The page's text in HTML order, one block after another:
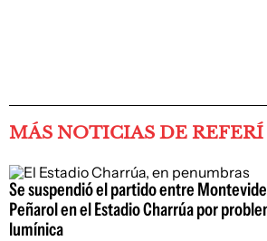
MÁS NOTICIAS DE REFERÍ
Se suspendió el partido entre
Peñarol en el Estadio Charrúa por
lumínica